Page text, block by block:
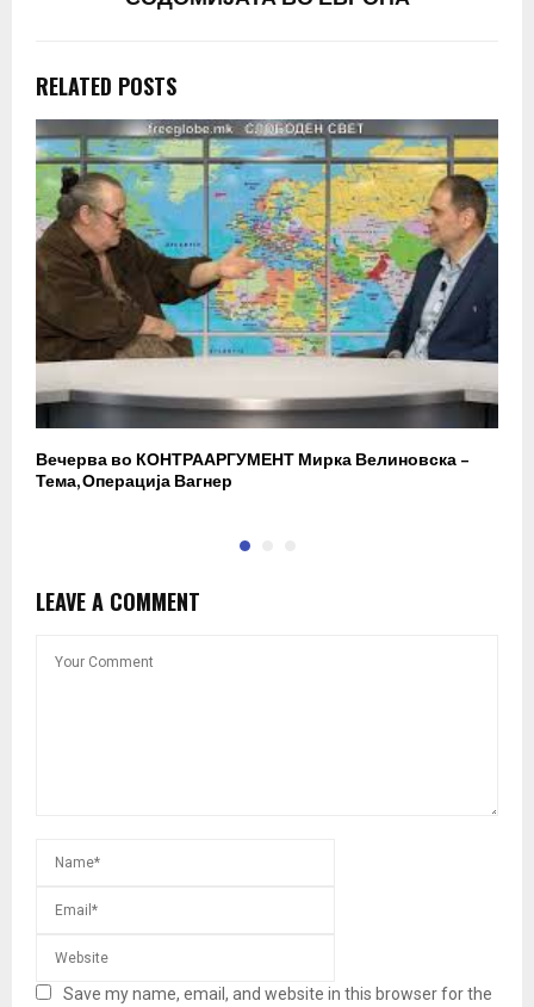
RELATED POSTS
Вечерва во КОНТРААРГУМЕНТ Мирка Велиновска –
Тема, Операција Вагнер
LEAVE A COMMENT
Save my name, email, and website in this browser for the